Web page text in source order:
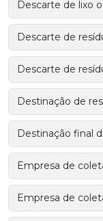
Descarte de lixo
Descarte de
Descarte de
Destinação de
Destinação final
Empresa de
Empresa de